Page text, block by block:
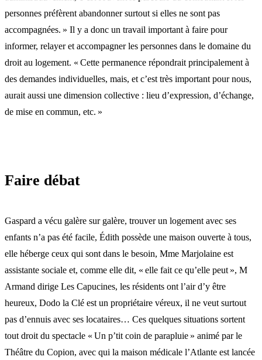
personnes préfèrent abandonner surtout si elles ne sont pas
accompagnées. » Il y a donc un travail important à faire pour
informer, relayer et accompagner les personnes dans le domaine du
droit au logement. « Cette permanence répondrait principalement à
des demandes individuelles, mais, et c’est très important pour nous,
aurait aussi une dimension collective : lieu d’expression, d’échange,
de mise en commun, etc. »
Faire débat
Gaspard a vécu galère sur galère, trouver un logement avec ses
enfants n’a pas été facile, Édith possède une maison ouverte à tous,
elle héberge ceux qui sont dans le besoin, Mme Marjolaine est
assistante sociale et, comme elle dit, « elle fait ce qu’elle peut », M
Armand dirige Les Capucines, les résidents ont l’air d’y être
heureux, Dodo la Clé est un propriétaire véreux, il ne veut surtout
pas d’ennuis avec ses locataires… Ces quelques situations sortent
tout droit du spectacle « Un p’tit coin de parapluie » animé par le
Théâtre du Copion, avec qui la maison médicale l’Atlante est lancée